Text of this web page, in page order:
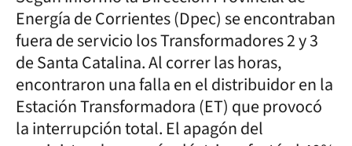
Energía de Corrientes (Dpec) se encontraban
fuera de servicio los Transformadores 2 y 3
de Santa Catalina. Al correr las horas,
encontraron una falla en el distribuidor en la
Estación Transformadora (ET) que provocó
la interrupción total. El apagón del